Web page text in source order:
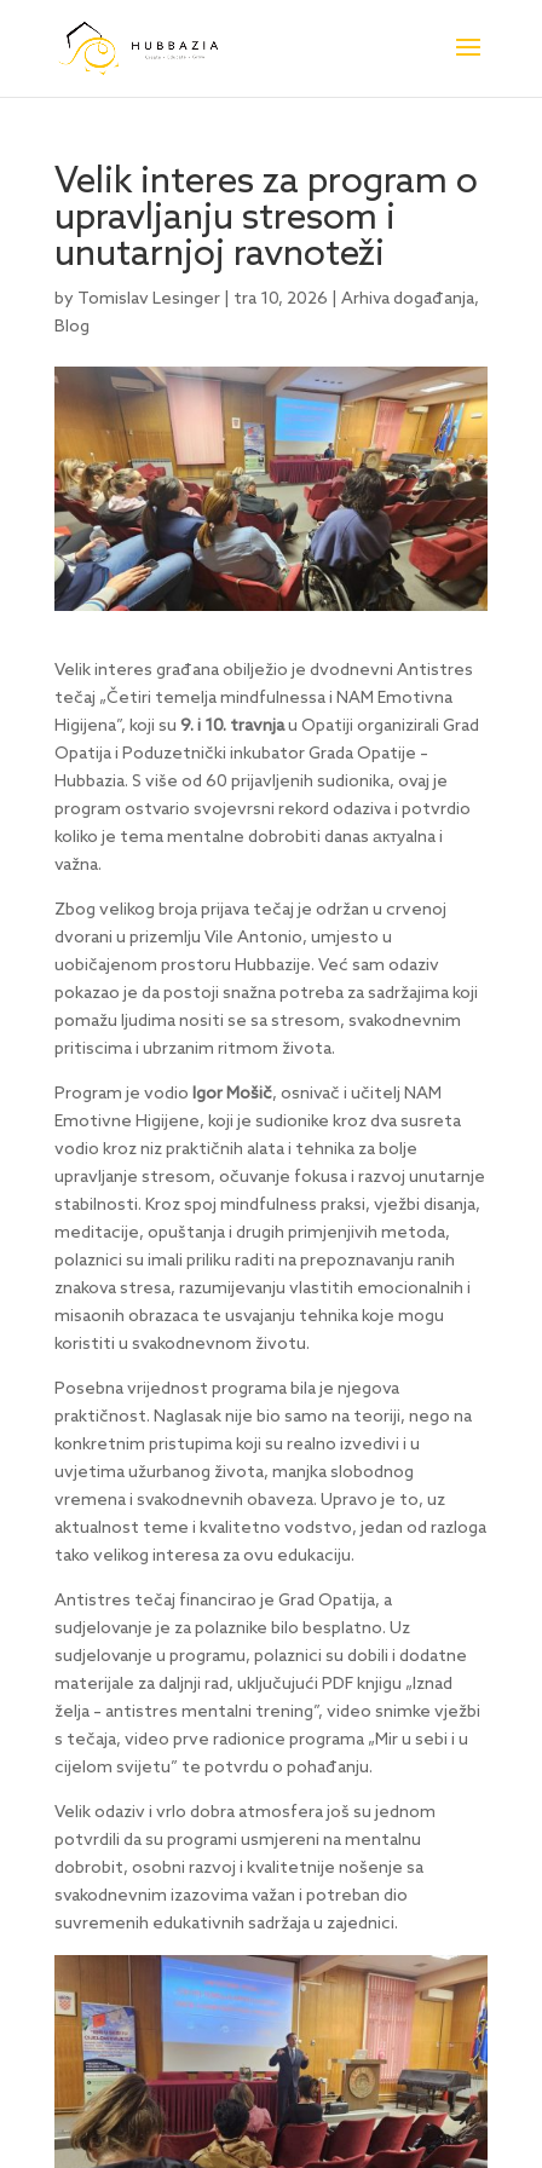
Velik interes za program o
upravljanju stresom i
unutarnjoj ravnoteži
by Tomislav Lesinger| tra 10, 2026 Arhiva događanja,
Blog
Velik interes građana obilježio je dvodnevni Antistres
tečaj „Četiri temelja mindfulnessa i NAM Emotivna
Higijena”, koji su 9. i 10. travnjau Opatiji organizirali Grad
Opatija i Poduzetnički inkubator Grada Opatije –
Hubbazia. S više od 60 prijavljenih sudionika, ovaj je
program ostvario svojevrsni rekord odaziva i potvrdio
koliko je tema mentalne dobrobiti danas актуalna i
važna.
Zbog velikog broja prijava tečaj je održan u crvenoj
dvorani u prizemlju Vile Antonio, umjesto u
uobičajenom prostoru Hubbazije. Već sam odaziv
pokazao je da postoji snažna potreba za sadržajima koji
pomažu ljudima nositi se sa stresom, svakodnevnim
pritiscima i ubrzanim ritmom života.
Program je vodio Igor Mošič, osnivač i učitelj NAM
Emotivne Higijene, koji je sudionike kroz dva susreta
vodio kroz niz praktičnih alata i tehnika za bolje
upravljanje stresom, očuvanje fokusa i razvoj unutarnje
stabilnosti. Kroz spoj mindfulness praksi, vježbi disanja,
meditacije, opuštanja i drugih primjenjivih metoda,
polaznici su imali priliku raditi na prepoznavanju ranih
znakova stresa, razumijevanju vlastitih emocionalnih i
misaonih obrazaca te usvajanju tehnika koje mogu
koristiti u svakodnevnom životu.
Posebna vrijednost programa bila je njegova
praktičnost. Naglasak nije bio samo na teoriji, nego na
konkretnim pristupima koji su realno izvedivi i u
uvjetima užurbanog života, manjka slobodnog
vremena i svakodnevnih obaveza. Upravo je to, uz
aktualnost teme i kvalitetno vodstvo, jedan od razloga
tako velikog interesa za ovu edukaciju.
Antistres tečaj financirao je Grad Opatija, a
sudjelovanje je za polaznike bilo besplatno. Uz
sudjelovanje u programu, polaznici su dobili i dodatne
materijale za daljnji rad, uključujući PDF knjigu „Iznad
želja – antistres mentalni trening”, video snimke vježbi
s tečaja, video prve radionice programa „Mir u sebi i u
cijelom svijetu” te potvrdu o pohađanju.
Velik odaziv i vrlo dobra atmosfera još su jednom
potvrdili da su programi usmjereni na mentalnu
dobrobit, osobni razvoj i kvalitetnije nošenje sa
svakodnevnim izazovima važan i potreban dio
suvremenih edukativnih sadržaja u zajednici.